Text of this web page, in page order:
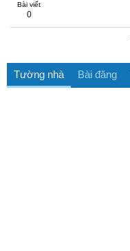
Bài viết
0
Tường nhà Bài đăng